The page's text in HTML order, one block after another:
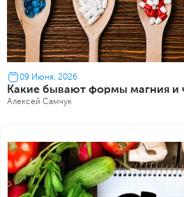
09 Июня, 2026
Какие бывают формы магния и
Алексей Самчук